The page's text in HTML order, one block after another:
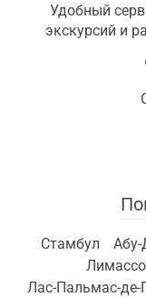
Удобный
экскурсий и
Стамбул
Лас-Пальмас-де-